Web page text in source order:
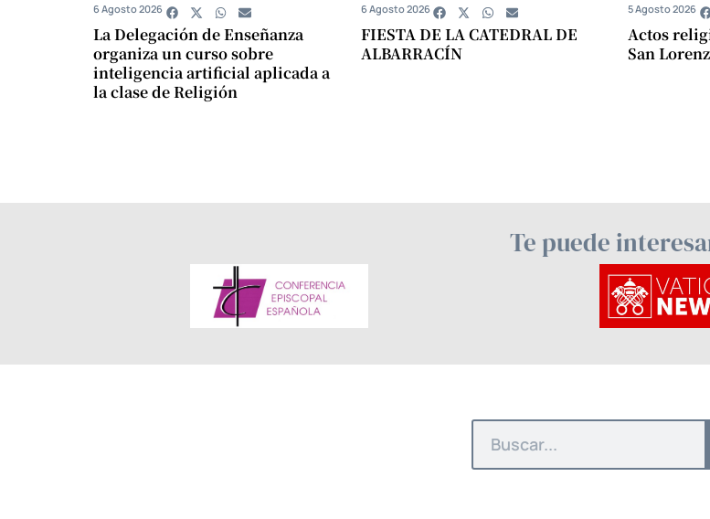
La Delegación de Enseñanza
organiza un curso sobre
inteligencia artificial aplicada a
la clase de Religión
6 Agosto 2026
FIESTA DE LA CATEDRAL DE
ALBARRACÍN
6 Agosto 2026
Actos
San
5 Agosto 2026
Te puede